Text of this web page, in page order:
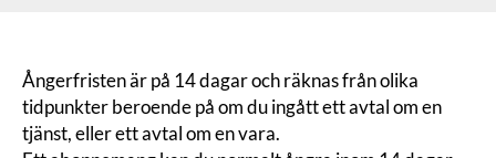
Ångerfristen är på 14 dagar och räknas från olika
tidpunkter beroende på om du ingått ett avtal om en
tjänst, eller ett avtal om en vara.